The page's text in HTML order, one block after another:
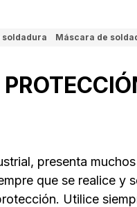
soldadura Máscara de
presenta
que se realice y
Utilice